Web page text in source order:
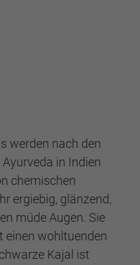
werden nach den
in Indien
chemischen
ergiebig, glänzend,
müde Augen. Sie
einen wohltuenden
Kajal ist